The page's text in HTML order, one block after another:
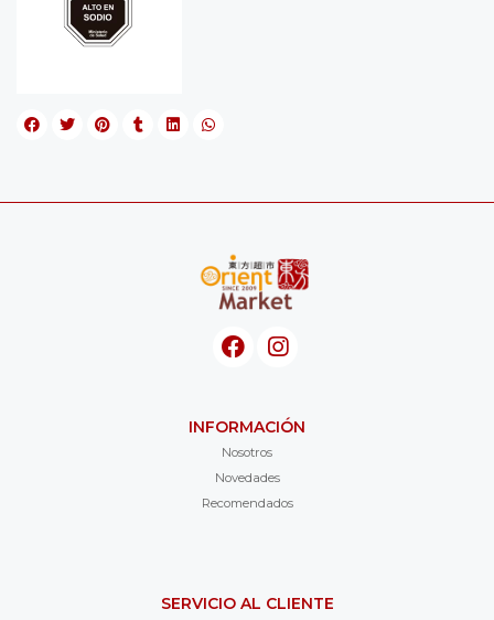
INFORMACIÓN
Nosotros
Novedades
Recomendados
SERVICIO AL CLIENTE